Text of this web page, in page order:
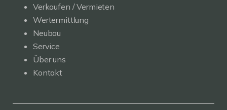
Verkaufen / Vermieten
Wertermittlung
Neubau
Service
Über uns
Kontakt